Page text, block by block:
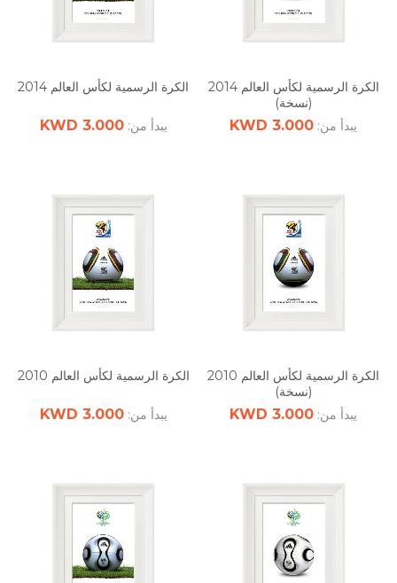
الكرة الرسمية لكأس العالم 2014
(نسخة)
يبدأ من: 3.000 KWD
الكرة الرسمية لكأس العالم 2014
يبدأ من:3.000 KWD
الكرة الرسمية لكأس العالم 2010
(نسخة)
يبدأ من: 3.000 KWD
الكرة الرسمية لكأس العالم 2010
يبدأ من:3.000 KWD